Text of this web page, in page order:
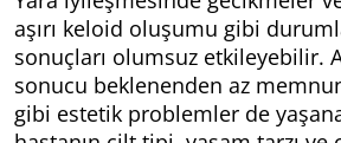
aşırı keloid oluşumu gibi
sonuçları olumsuz etkileyebilir.
sonucu beklenenden az
gibi estetik problemler de